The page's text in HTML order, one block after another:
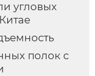
угловых
полок с